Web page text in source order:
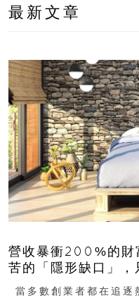
最新文章
營收暴衝200%的財
苦的「隱形缺口」
蹟
當多數創業者都在追